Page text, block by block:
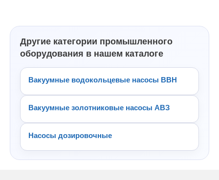
Другие категории промышленного
оборудования в нашем каталоге
Вакуумные водокольцевые насосы ВВН
Вакуумные золотниковые насосы АВЗ
Насосы дозировочные